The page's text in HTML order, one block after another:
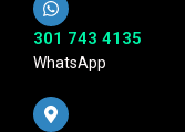
301 743 4135
WhatsApp